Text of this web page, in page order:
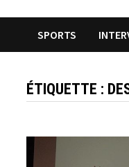
SPORTS
ÉTIQUETTE :